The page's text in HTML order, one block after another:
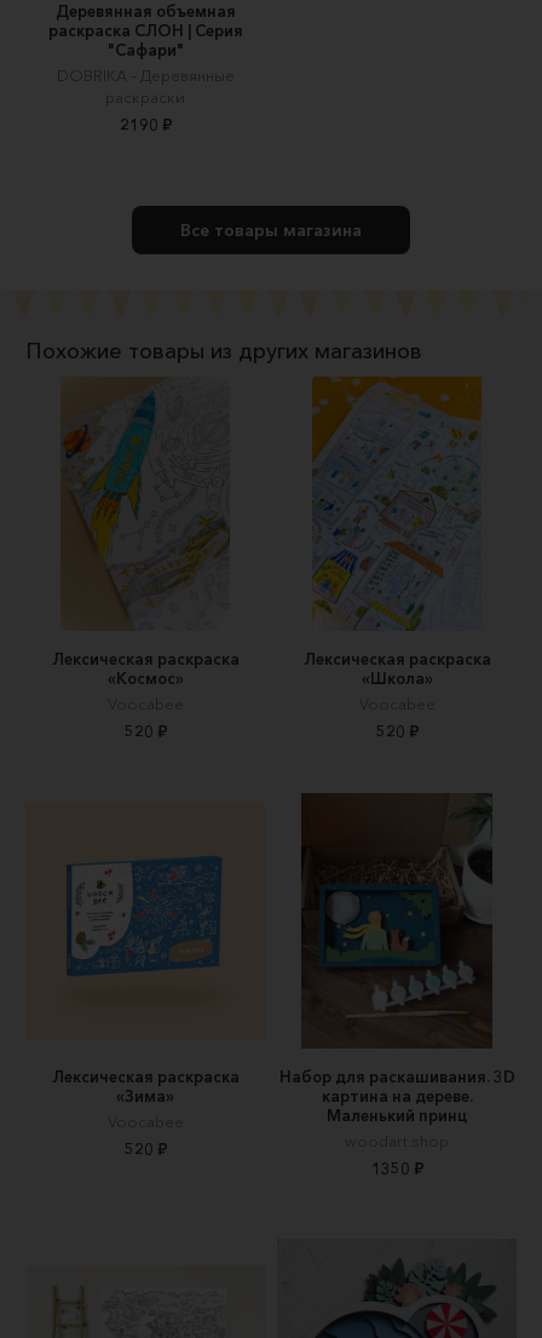
Деревянная объемная
раскраска СЛОН | Серия
"Сафари"
DOBRIKA – Деревянные
раскраски
2190 ₽
Все товары магазина
Похожие товары из других магазинов
Лексическая раскраска
«Космос»
Voocabee
520 ₽
Лексическая раскраска
«Школа»
Voocabee
520 ₽
Лексическая раскраска
«Зима»
Voocabee
520 ₽
Набор для раскашивания. 3D
картина на дереве.
Маленький принц
woodart.shop
1350 ₽